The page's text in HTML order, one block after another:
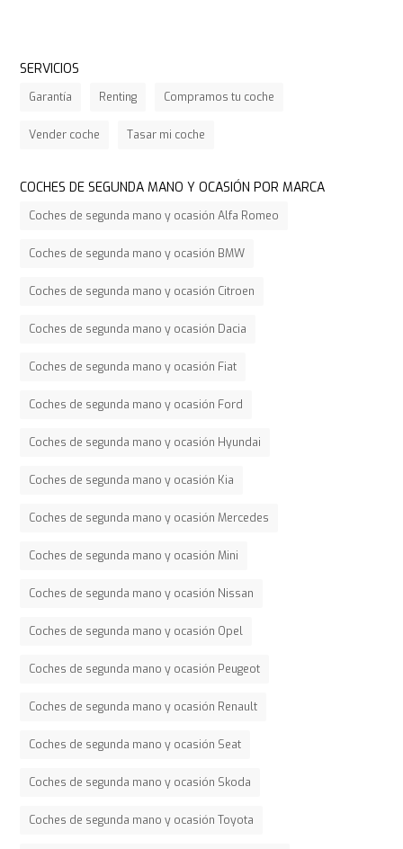
SERVICIOS
Garantía Renting Compramos tu coche
Vender coche Tasar mi coche
COCHES DE SEGUNDA MANO Y OCASIÓN POR MARCA
Coches de segunda mano y ocasión Alfa Romeo
Coches de segunda mano y ocasión BMW
Coches de segunda mano y ocasión Citroen
Coches de segunda mano y ocasión Dacia
Coches de segunda mano y ocasión Fiat
Coches de segunda mano y ocasión Ford
Coches de segunda mano y ocasión Hyundai
Coches de segunda mano y ocasión Kia
Coches de segunda mano y ocasión Mercedes
Coches de segunda mano y ocasión Mini
Coches de segunda mano y ocasión Nissan
Coches de segunda mano y ocasión Opel
Coches de segunda mano y ocasión Peugeot
Coches de segunda mano y ocasión Renault
Coches de segunda mano y ocasión Seat
Coches de segunda mano y ocasión Skoda
Coches de segunda mano y ocasión Toyota